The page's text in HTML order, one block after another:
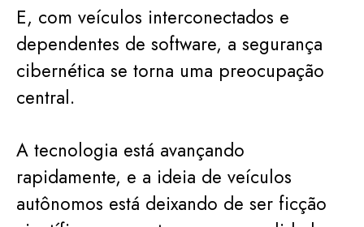
E, com veículos interconectados e
dependentes de software, a segurança
cibernética se torna uma preocupação
central.
A tecnologia está avançando
rapidamente, e a ideia de veículos
autônomos está deixando de ser ficção